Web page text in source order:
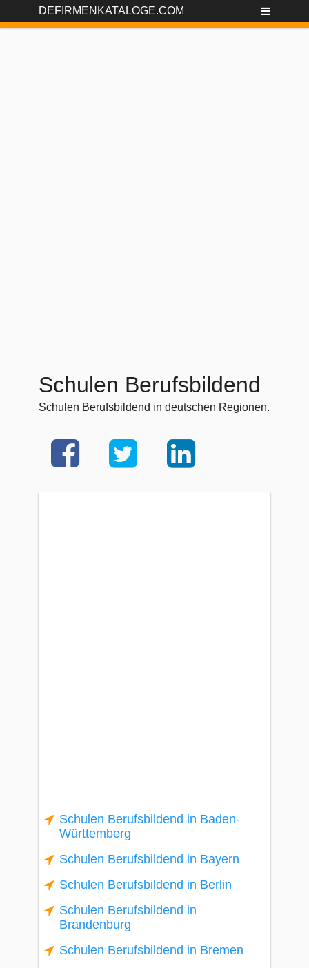
DEFIRMENKATALOGE.COM
Schulen Berufsbildend
Schulen Berufsbildend in deutschen Regionen.
Schulen Berufsbildend in Baden-
Württemberg
Schulen Berufsbildend in Bayern
Schulen Berufsbildend in Berlin
Schulen Berufsbildend in
Brandenburg
Schulen Berufsbildend in Bremen